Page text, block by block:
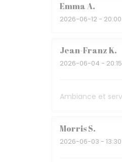
EmmaA
2026-06-12 -
Jean-FranzK
2026-06-04 -
Ambiance et
MorrisS
2026-06-03 -